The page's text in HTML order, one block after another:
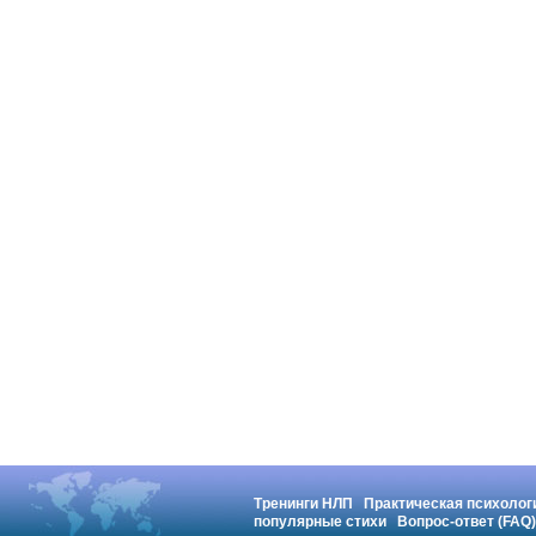
Тренинги НЛП
Практическая
популярные стихи
Вопрос-ответ (FAQ)